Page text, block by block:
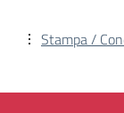
Stampa /